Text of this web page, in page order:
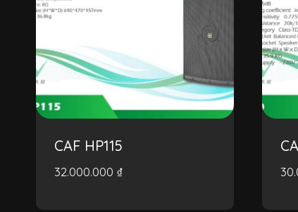
CAF HP115
32.000.000 ₫